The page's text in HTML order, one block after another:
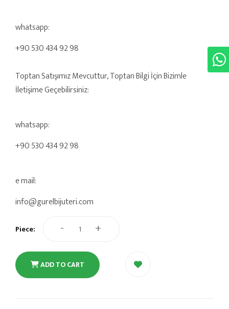
whatsapp:
+90 530 434 92 98
Toptan Satışımız Mevcuttur, Toptan Bilgi İçin Bizimle
İletişime Geçebilirsiniz:
whatsapp:
+90 530 434 92 98
e mail:
info@gurelbijuteri.com
Piece: - +
ADD TO CART